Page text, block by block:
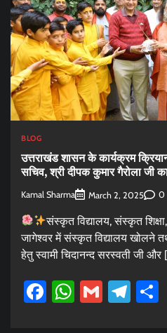
BLOG
उत्तराखंड शासन के कार्यक्रम
सचिव, श्री दीपक कुमार गैरोला जी
Kamal Sharma March 2, 2025 0
संस्कृत विद्यालय, संस्कृत
जागेश्वर में संस्कृत विद्यालय खोलने
हेतु स्वामी चिदानन्द सरस्वती जी और
Facebook
WhatsApp
Gmail